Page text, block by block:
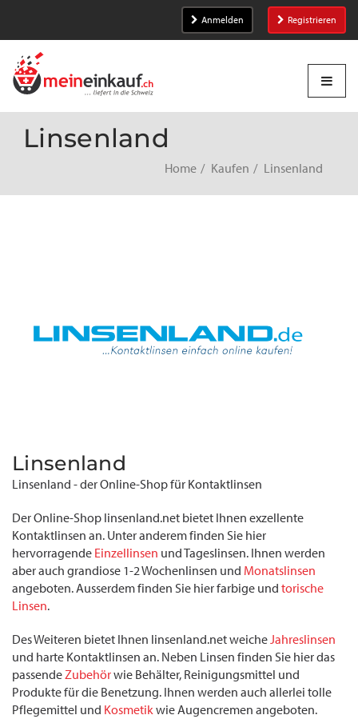
Anmelden Registrieren
Linsenland
Home Kaufen Linsenland
Linsenland
Linsenland - der Online-Shop für Kontaktlinsen
Der Online-Shop linsenland.net bietet Ihnen exzellente
Kontaktlinsen an. Unter anderem finden Sie hier
hervorragende Einzellinsen und Tageslinsen. Ihnen werden
aber auch grandiose 1-2 Wochenlinsen und Monatslinsen
angeboten. Ausserdem finden Sie hier farbige und torische
Linsen.
Des Weiteren bietet Ihnen linsenland.net weicheJahreslinsen
und harte Kontaktlinsen an. Neben Linsen finden Sie hier das
passendeZubehörwie Behälter, Reinigungsmittel und
Produkte für die Benetzung. Ihnen werden auch allerlei tolle
Pflegemittel und Kosmetikwie Augencremen angeboten.